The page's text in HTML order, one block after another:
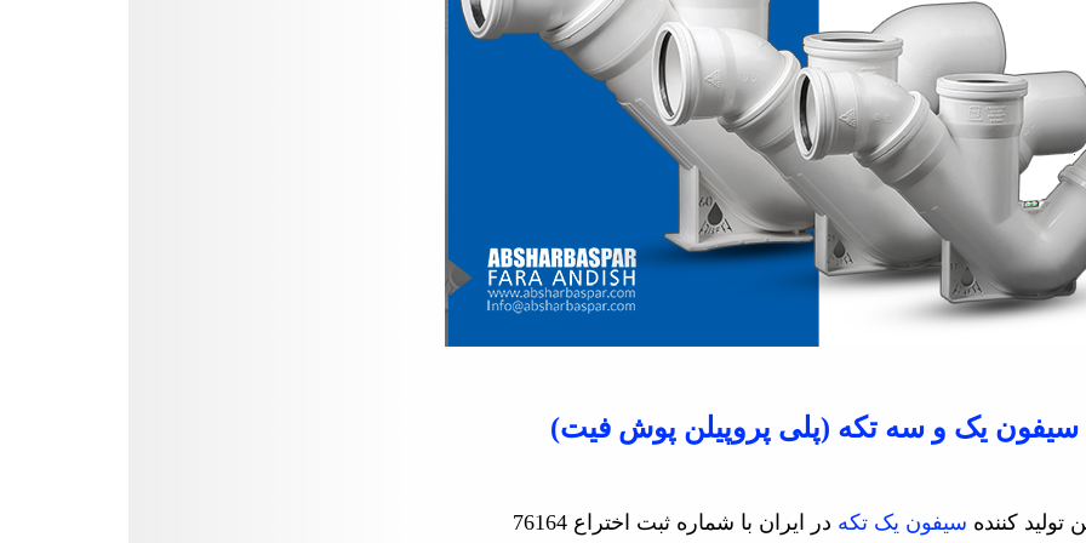
سیفون یک و سه تکه (پلی پروپیلن پوش فیت)
تولید کننده سیفون یک تکه در ایران با شماره ثبت اختراع 76164